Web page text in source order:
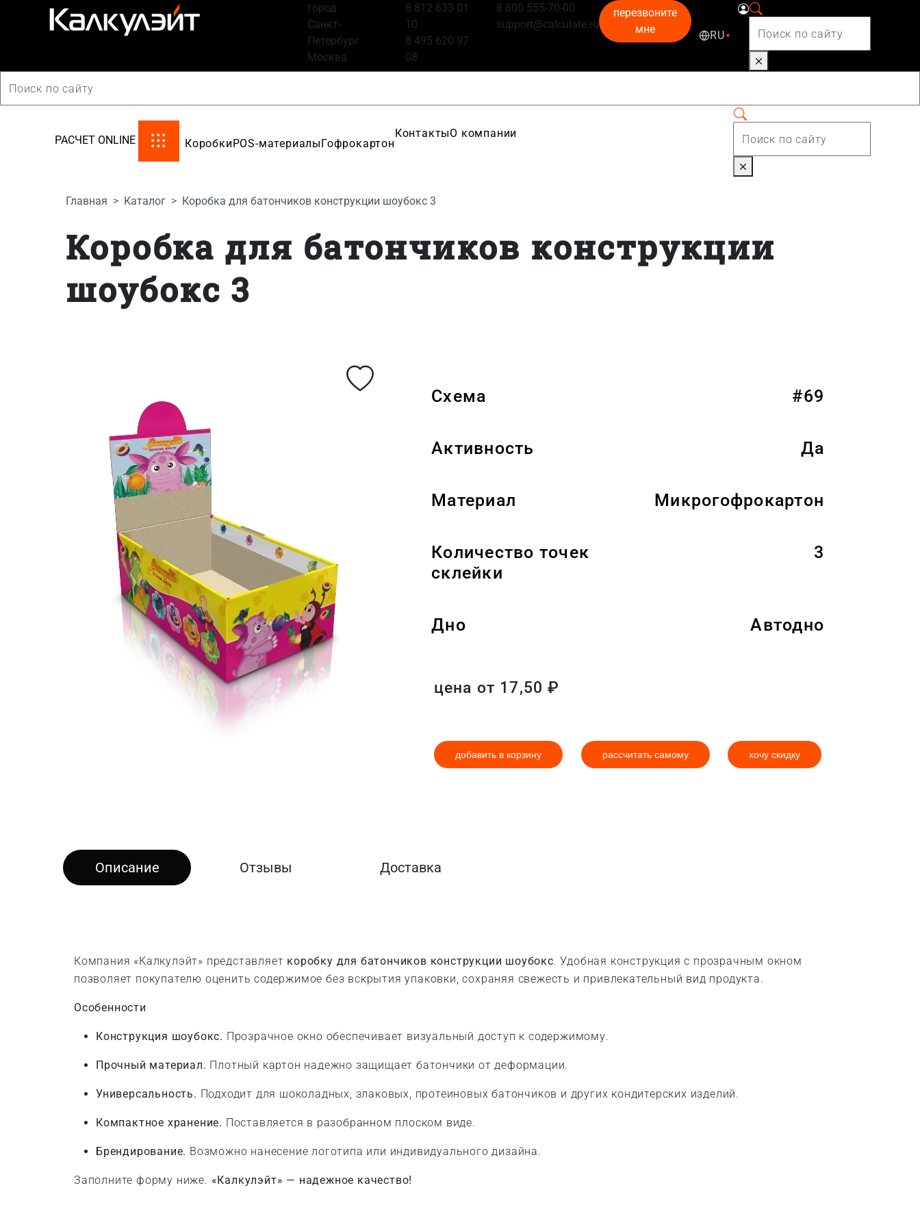
город
Санкт-
Петербург
Москва
8 812 633 01
10
8 495 620 97
08
8 800 555-70-00
support@calculate.ru
перезвоните
мне
RU ▾
РАСЧЕТ ONLINE КоробкиPOS-материалыГофрокартон
КонтактыО компании
Главная Каталог Коробка для батончиков конструкции шоубокс 3
Коробка для батончиков конструкции
шоубокс 3
Схема #69
Активность Да
Материал Микрогофрокартон
Количество точек
склейки
3
Дно Автодно
цена от 17,50 ₽
добавить в корзину рассчитать самому хочу скидку
Описание Отзывы Доставка
Компания «Калкулэйт» представляет коробку для батончиков конструкции шоубокс. Удобная конструкция с прозрачным окном
позволяет покупателю оценить содержимое без вскрытия упаковки, сохраняя свежесть и привлекательный вид продукта.
Особенности
Конструкция шоубокс. Прозрачное окно обеспечивает визуальный доступ к содержимому.
Прочный материал. Плотный картон надежно защищает батончики от деформации.
Универсальность. Подходит для шоколадных, злаковых, протеиновых батончиков и других кондитерских изделий.
Компактное хранение. Поставляется в разобранном плоском виде.
Брендирование. Возможно нанесение логотипа или индивидуального дизайна.
Заполните форму ниже. «Калкулэйт» — надежное качество!